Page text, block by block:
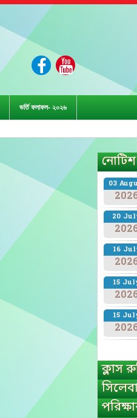
ভর্তি ফলাফল- ২০২৬
03
20
16
15
15
ক্লাস